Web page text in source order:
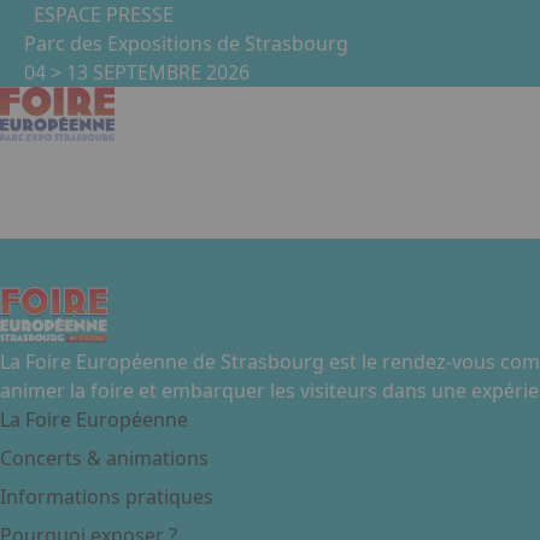
Aller au contenu principal
ESPACE PRESSE
Parc des Expositions de Strasbourg
04 > 13 SEPTEMBRE 2026
Le Chat'Home de Luna
La Foire Européenne de Strasbourg est le rendez-vous
animer la foire et embarquer les visiteurs dans une
La Foire Européenne
Concerts & animations
Informations pratiques
Panneau de gestion des cookies